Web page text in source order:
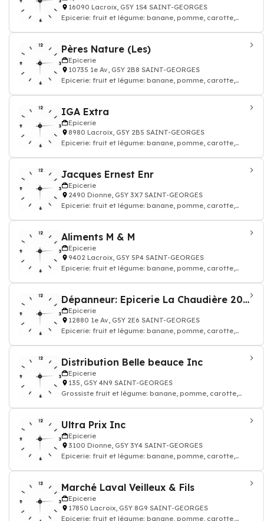
16090 Lacroix, G5Y 1S4 SAINT-GEORGES
Epicerie: fruit et légume: banane, pomme, carotte,
Pères Nature (Les)
Epicerie
10735 1e Av, G5Y 2B8 SAINT-GEORGES
Epicerie: fruit et légume: banane, pomme, carotte,
IGA Extra
Epicerie
8980 Lacroix, G5Y 2B5 SAINT-GEORGES
Epicerie: fruit et légume: banane, pomme, carotte,
Jacques Ernest Enr
Epicerie
2490 Dionne, G5Y 3X7 SAINT-GEORGES
Epicerie: fruit et légume: banane, pomme, carotte,
Aliments M & M
Epicerie
9402 Lacroix, G5Y 5P4 SAINT-GEORGES
Epicerie: fruit et légume: banane, pomme, carotte,
Dépanneur: Epicerie La Chaudière 2000
Epicerie
12880 1e Av, G5Y 2E6 SAINT-GEORGES
Epicerie: fruit et légume: banane, pomme, carotte,
Distribution Belle beauce Inc
Epicerie
135, G5Y 4N9 SAINT-GEORGES
Grossiste fruit et légume: banane, pomme, carotte,
Ultra Prix Inc
Epicerie
3100 Dionne, G5Y 3Y4 SAINT-GEORGES
Epicerie: fruit et légume: banane, pomme, carotte,
Marché Laval Veilleux & Fils
Epicerie
17850 Lacroix, G5Y 8G9 SAINT-GEORGES
Epicerie: fruit et légume: banane, pomme, carotte,